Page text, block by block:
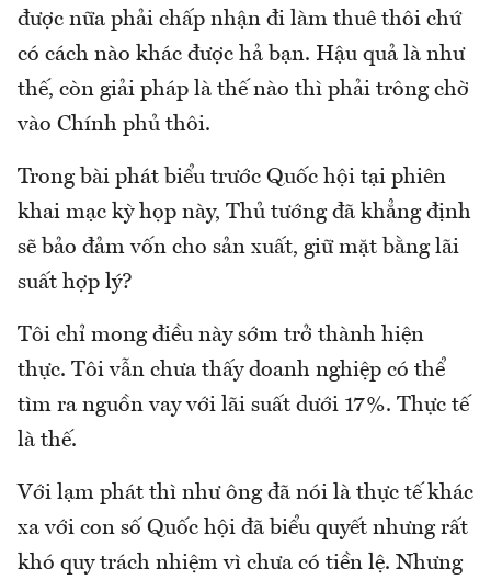
được nữa phải chấp nhận đi làm thuê thôi chứ
có cách nào khác được hả bạn. Hậu quả là như
thế, còn giải pháp là thế nào thì phải trông chờ
vào Chính phủ thôi.
Trong bài phát biểu trước Quốc hội tại phiên
khai mạc kỳ họp này, Thủ tướng đã khẳng định
sẽ bảo đảm vốn cho sản xuất, giữ mặt bằng lãi
suất hợp lý?
Tôi chỉ mong điều này sớm trở thành hiện
thực. Tôi vẫn chưa thấy doanh nghiệp có thể
tìm ra nguồn vay với lãi suất dưới 17%. Thực tế
là thế.
Với lạm phát thì như ông đã nói là thực tế khác
xa với con số Quốc hội đã biểu quyết nhưng rất
khó quy trách nhiệm vì chưa có tiền lệ. Nhưng